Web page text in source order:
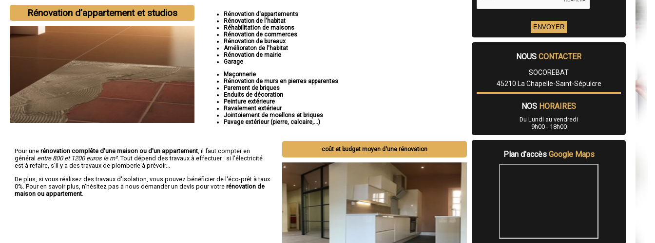
Rénovation d’appartement et studios
Rénovation d'appartements
Rénovation de l'habitat
Réhabilitation de maisons
Rénovation de commerces
Rénovation de bureaux
Amélioraton de l'habitat
Rénovation de mairie
Garage
Maçonnerie
Rénovation de murs en pierres apparentes
Parement de briques
Enduits de décoration
Peinture extérieure
Ravalement extérieur
Jointoiement de moellons et briques
Pavage extérieur (pierre, calcaire,...)
coût et budget moyen d'une rénovation
Pour une rénovation complête d'une maison ou d'un appartement , il faut compter en
général entre 800 et 1200 euros le m². Tout dépend des travaux à effectuer : si l'électricité
est à refaire, s'il y a des travaux de plomberie à prévoir...
De plus, si vous réalisez des travaux d'isolation, vous pouvez bénéficier de l'éco-prêt à taux
0%. Pour en savoir plus, n'hésitez pas à nous demander un devis pour votre rénovation de
maison ou appartement
NOUS CONTACTER
SOCOREBAT
45210 La Chapelle-Saint-Sépulcre
NOS HORAIRES
Du Lundi au vendredi
9h00 - 18h00
Plan d'accès Google Maps